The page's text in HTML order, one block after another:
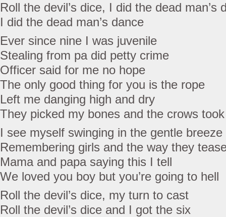
Roll the devil’s dice, I did the dead man’s
I did the dead man’s dance
Ever since nine I was juvenile
Stealing from pa did petty crime
Officer said for me no hope
The only good thing for you is the rope
Left me danging high and dry
They picked my bones and the crows
I see myself swinging in the gentle breeze
Remembering girls and the way they
Mama and papa saying this I tell
We loved you boy but you’re going to hell
Roll the devil’s dice, my turn to cast
Roll the devil’s dice and I got the six